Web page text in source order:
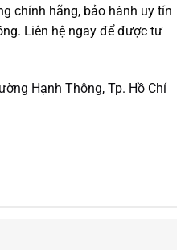
chính hãng, bảo hành uy tín
Liên hệ ngay để được tư
Hạnh Thông, Tp. Hồ Chí